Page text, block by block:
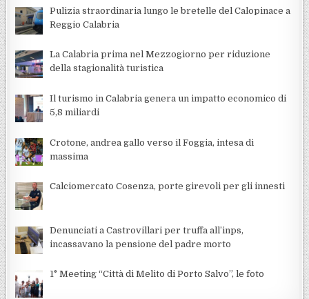
Pulizia straordinaria lungo le bretelle del Calopinace a
Reggio Calabria
La Calabria prima nel Mezzogiorno per riduzione
della stagionalità turistica
Il turismo in Calabria genera un impatto economico di
5,8 miliardi
Crotone, andrea gallo verso il Foggia, intesa di
massima
Calciomercato Cosenza, porte girevoli per gli innesti
Denunciati a Castrovillari per truffa all’inps,
incassavano la pensione del padre morto
1° Meeting “Città di Melito di Porto Salvo”, le foto